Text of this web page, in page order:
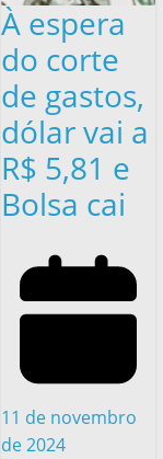
À espera
do corte
de gastos,
dólar vai a
R$ 5,81 e
Bolsa cai
11 de novembro
de 2024